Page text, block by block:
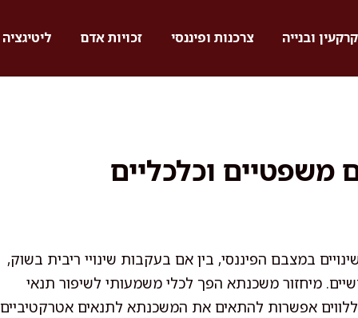
ובנייה צרכנות ופיננסי זכויות אדם ליטיגציה
משפטיים וכלכליים
במצבם הפיננסי, בין אם בעקבות שינויי ריבית בשוק,
מיחזור משכנתא הפך לכלי משמעותי לשיפור תנאי
ללווים אפשרות להתאים את המשכנתא לתנאים אטרקטיביים